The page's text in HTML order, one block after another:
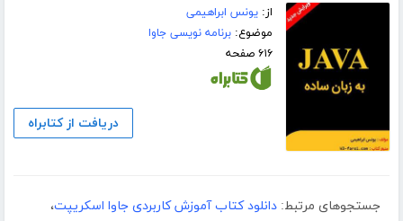
از:یونس ابراهیمی
موضوع:برنامه نویسی جاوا
۶۱۶ صفحه
دریافت از کتابراه
جستجوهای مرتبط: دانلود کتاب آموزش کاربردی جاوا اسکریپت،